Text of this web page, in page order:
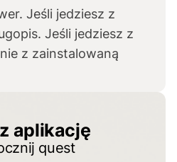
Jeśli jedziesz z
Jeśli jedziesz z
z zainstalowaną
aplikację
quest